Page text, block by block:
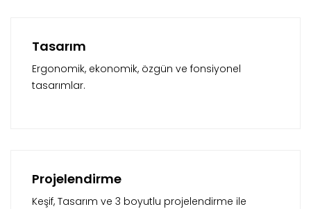
Tasarım
Ergonomik, ekonomik, özgün ve fonsiyonel
tasarımlar.
Projelendirme
Keşif, Tasarım ve 3 boyutlu projelendirme ile